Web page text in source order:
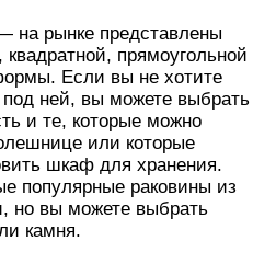
на рынке представлены
квадратной, прямоугольной
Если вы не хотите
ней, вы можете выбрать
и те, которые можно
или которые
шкаф для хранения.
популярные раковины из
но вы можете выбрать
камня.